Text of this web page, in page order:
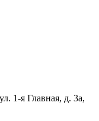
1-я Главная, д. 3а,